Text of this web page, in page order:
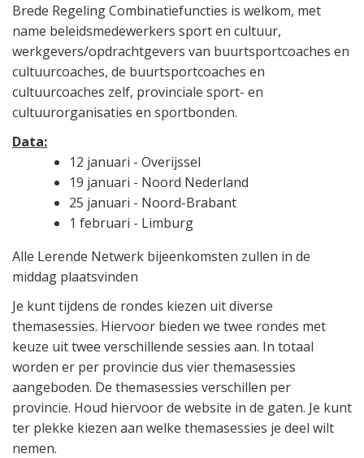
Brede Regeling Combinatiefuncties is welkom, met
name beleidsmedewerkers sport en cultuur,
werkgevers/opdrachtgevers van buurtsportcoaches en
cultuurcoaches, de buurtsportcoaches en
cultuurcoaches zelf, provinciale sport- en
cultuurorganisaties en sportbonden.
Data:
12 januari - Overijssel
19 januari - Noord Nederland
25 januari - Noord-Brabant
1 februari - Limburg
Alle Lerende Netwerk bijeenkomsten zullen in de
middag plaatsvinden
Je kunt tijdens de rondes kiezen uit diverse
themasessies. Hiervoor bieden we twee rondes met
keuze uit twee verschillende sessies aan. In totaal
worden er per provincie dus vier themasessies
aangeboden. De themasessies verschillen per
provincie. Houd hiervoor de website in de gaten. Je kunt
ter plekke kiezen aan welke themasessies je deel wilt
nemen.